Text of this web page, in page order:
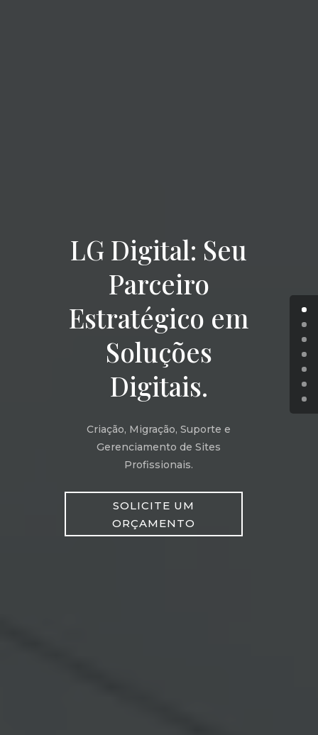
LG Digital: Seu
Parceiro
Estratégico em
Soluções
Digitais.
Criação, Migração, Suporte e
Gerenciamento de Sites
Profissionais.
SOLICITE UM
ORÇAMENTO